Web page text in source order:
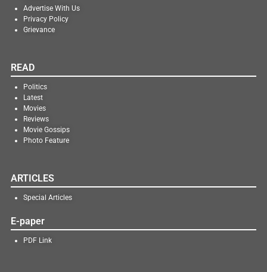
Advertise With Us
Privacy Policy
Grievance
READ
Politics
Latest
Movies
Reviews
Movie Gossips
Photo Feature
ARTICLES
Special Articles
E-paper
PDF Link